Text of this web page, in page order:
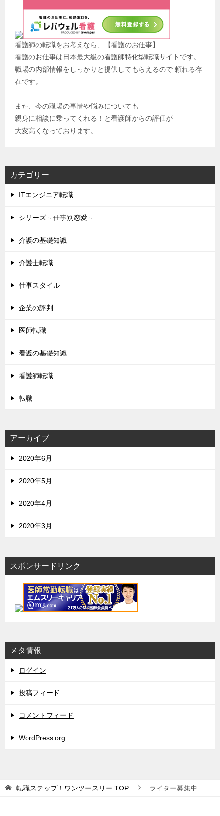
看護師の転職をお考えなら、【看護のお仕事】
看護のお仕事は日本最大級の看護師特化型転職サイトです。
職場の内部情報をしっかりと提供してもらえるので 頼れる存
在です。
また、今の職場の事情や悩みについても
親身に相談に乗ってくれる！と看護師からの評価が
大変高くなっております。
カテゴリー
ITエンジニア転職
シリーズ～仕事別恋愛～
介護の基礎知識
介護士転職
仕事スタイル
企業の評判
医師転職
看護の基礎知識
看護師転職
転職
アーカイブ
2020年6月
2020年5月
2020年4月
2020年3月
スポンサードリンク
メタ情報
ログイン
投稿フィード
コメントフィード
WordPress.org
転職ステップ！ワンツースリー TOP ライター募集中